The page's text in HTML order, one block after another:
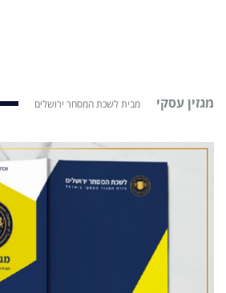
מגזין עסקי מבית לשכת המסחר ירושלים